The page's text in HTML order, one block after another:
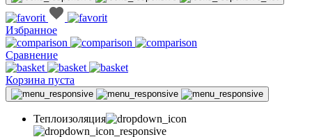
Избранное
Сравнение
Корзина пуста
Теплоизоляция